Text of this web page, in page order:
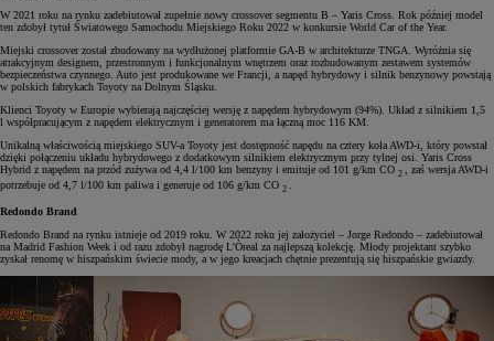
W 2021 roku na rynku zadebiutował zupełnie nowy crossover segmentu B – Yaris Cross. Rok później model
ten zdobył tytuł Światowego Samochodu Miejskiego Roku 2022 w konkursie World Car of the Year.
Miejski crossover został zbudowany na wydłużonej platformie GA-B w architekturze TNGA. Wyróżnia się
atrakcyjnym designem, przestronnym i funkcjonalnym wnętrzem oraz rozbudowanym zestawem systemów
bezpieczeństwa czynnego. Auto jest produkowane we Francji, a napęd hybrydowy i silnik benzynowy powstają
w polskich fabrykach Toyoty na Dolnym Śląsku.
Klienci Toyoty w Europie wybierają najczęściej wersję z napędem hybrydowym (94%). Układ z silnikiem 1,5
l współpracującym z napędem elektrycznym i generatorem ma łączną moc 116 KM.
Unikalną właściwością miejskiego SUV-a Toyoty jest dostępność napędu na cztery koła AWD-i, który powstał
dzięki połączeniu układu hybrydowego z dodatkowym silnikiem elektrycznym przy tylnej osi. Yaris Cross
Hybrid z napędem na przód zużywa od 4,4 l/100 km benzyny i emituje od 101 g/km CO 2 , zaś wersja AWD-i
potrzebuje od 4,7 l/100 km paliwa i generuje od 106 g/km CO 2 .
Redondo Brand
Redondo Brand na rynku istnieje od 2019 roku. W 2022 roku jej założyciel – Jorge Redondo – zadebiutował
na Madrid Fashion Week i od razu zdobył nagrodę L'Òreal za najlepszą kolekcję. Młody projektant szybko
zyskał renomę w hiszpańskim świecie mody, a w jego kreacjach chętnie prezentują się hiszpańskie gwiazdy.